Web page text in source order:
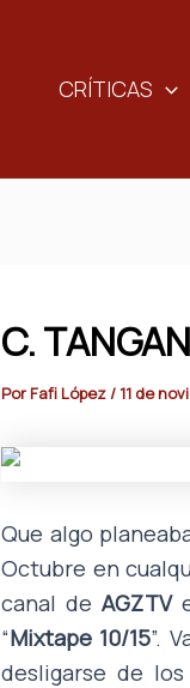
CRÍTICAS
C.
Por Fafi López/ 11 de
Que algo
Octubre en
canal de AGZTV
“Mixtape 10/15”.
desligarse de